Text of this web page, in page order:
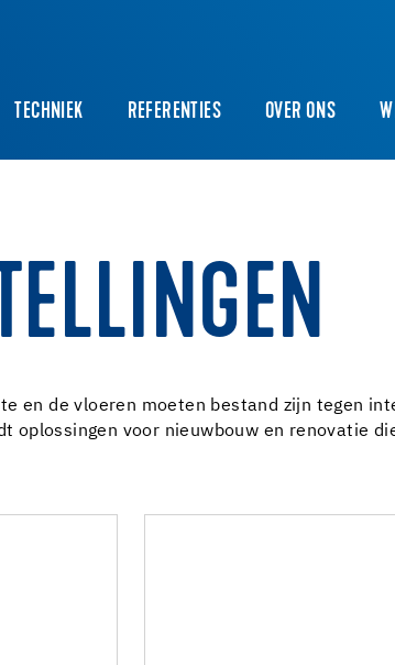
TECHNIEK REFERENTIES OVER ONS
en de vloeren moeten bestand zijn tegen
oplossingen voor nieuwbouw en renovatie